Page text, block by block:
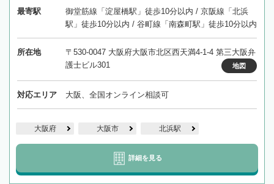
最寄駅
御堂筋線「淀屋橋駅」徒歩10分以内 / 京阪線「北浜
駅」徒歩10分以内 / 谷町線「南森町駅」徒歩10分以内
所在地
〒530-0047 大阪府大阪市北区西天満4-1-4 第三大阪弁
護士ビル301
地図
対応エリア 大阪、全国オンライン相談可
大阪府 大阪市 北浜駅
詳細を見る